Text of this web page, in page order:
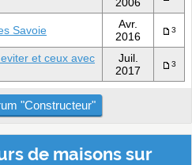
Savoie
Avr.
2016
3
et ceux avec
Juil.
2017
3
"Constructeur"
de maisons sur